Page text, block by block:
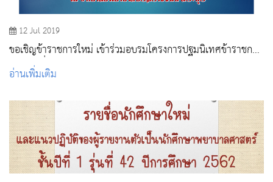
12 Jul 2019
ขอเชิญข้าราชการใหม่ เข้าร่วมอบรมโครงการปฐมนิเทศข้าราชการ
ใหม่ รุ่นที่ 6/2562
อ่านเพิ่มเติม